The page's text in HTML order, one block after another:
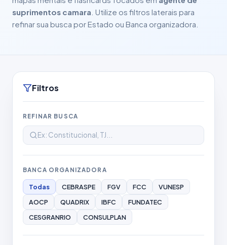
suprimentos camara . Utilize os filtros laterais para
refinar sua busca por Estado ou Banca organizadora.
Filtros
REFINAR BUSCA
BANCA ORGANIZADORA
Todas CEBRASPE FGV FCC
VUNESP
AOCP
QUADRIX IBFC
FUNDATEC
CESGRANRIO
CONSULPLAN